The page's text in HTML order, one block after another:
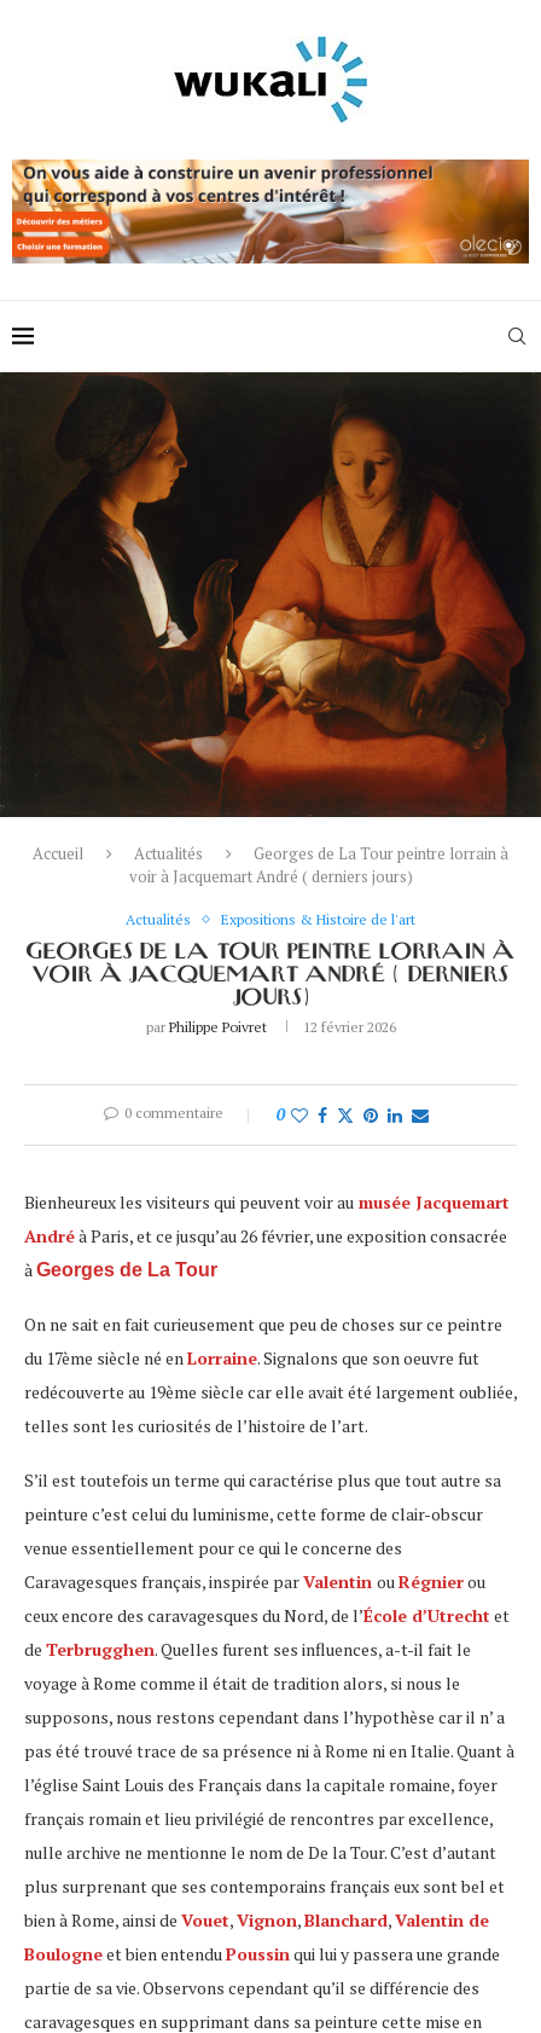
Accueil Actualités
Georges de La Tour peintre lorrain à
voir à Jacquemart André ( derniers jours)
Actualités Expositions & Histoire de l'art
GEORGES DE LA TOUR PEINTRE LORRAIN À
VOIR À JACQUEMART ANDRÉ ( DERNIERS
JOURS)
par Philippe Poivret 12 février 2026
0 commentaire 0
Bienheureux les visiteurs qui peuvent voir au musée Jacquemart
Andréà Paris, et ce jusqu’au 26 février, une exposition consacrée
àGeorges de La Tour
On ne sait en fait curieusement que peu de choses sur ce peintre
du 17ème siècle né enLorraine. Signalons que son oeuvre fut
redécouverte au 19ème siècle car elle avait été largement oubliée,
telles sont les curiosités de l’histoire de l’art.
S’il est toutefois un terme qui caractérise plus que tout autre sa
peinture c’est celui du luminisme, cette forme de clair-obscur
venue essentiellement pour ce qui le concerne des
Caravagesques français, inspirée parValentin ouRégnierou
ceux encore des caravagesques du Nord, de l’École d’Utrecht et
de Terbrugghen. Quelles furent ses influences, a-t-il fait le
voyage à Rome comme il était de tradition alors, si nous le
supposons, nous restons cependant dans l’hypothèse car il n’ a
pas été trouvé trace de sa présence ni à Rome ni en Italie. Quant à
l’église Saint Louis des Français dans la capitale romaine, foyer
français romain et lieu privilégié de rencontres par excellence,
nulle archive ne mentionne le nom de De la Tour. C’est d’autant
plus surprenant que ses contemporains français eux sont bel et
bien à Rome, ainsi de Vouet,Vignon,Blanchard,Valentin de
Boulogneet bien entenduPoussinqui lui y passera une grande
partie de sa vie. Observons cependant qu’il se différencie des
caravagesques en supprimant dans sa peinture cette mise en